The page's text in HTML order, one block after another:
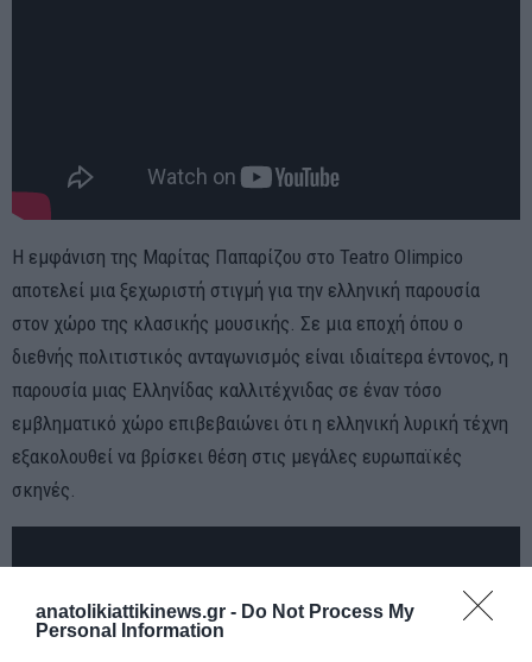
anatolikiattikinews.gr - Do Not Process My
Personal Information
Η εμφάνιση της Μαρίτας Παπαρίζου στο Teatro Olimpico
αποτελεί μια ξεχωριστή στιγμή για την ελληνική παρουσία
στον χώρο της κλασικής μουσικής. Σε μια εποχή όπου ο
διεθνής πολιτιστικός ανταγωνισμός είναι ιδιαίτερα έντονος, η
παρουσία μιας Ελληνίδας καλλιτέχνιδας σε έναν τόσο
εμβληματικό χώρο επιβεβαιώνει ότι η ελληνική λυρική τέχνη
εξακολουθεί να βρίσκει θέση στις μεγάλες ευρωπαϊκές
σκηνές.